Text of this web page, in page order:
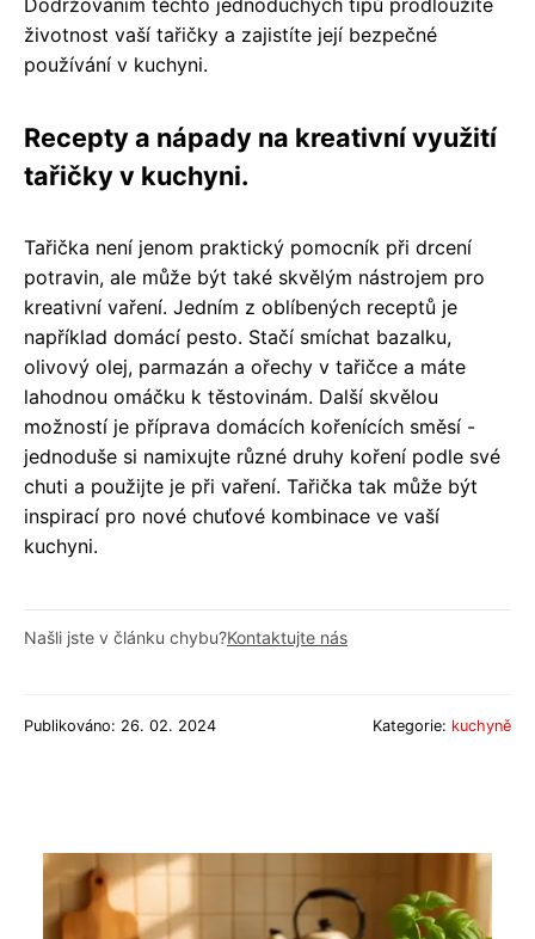
životnost vaší tařičky a zajistíte její bezpečné
používání v kuchyni.
Recepty a nápady na kreativní využití
tařičky v kuchyni.
Tařička není jenom praktický pomocník při drcení
potravin, ale může být také skvělým nástrojem pro
kreativní vaření. Jedním z oblíbených receptů je
například domácí pesto. Stačí smíchat bazalku,
olivový olej, parmazán a ořechy v tařičce a máte
lahodnou omáčku k těstovinám. Další skvělou
možností je příprava domácích kořenících směsí -
jednoduše si namixujte různé druhy koření podle své
chuti a použijte je při vaření. Tařička tak může být
inspirací pro nové chuťové kombinace ve vaší
kuchyni.
Našli jste v článku chybu?Kontaktujte nás
Publikováno: 26. 02. 2024 Kategorie: kuchyně